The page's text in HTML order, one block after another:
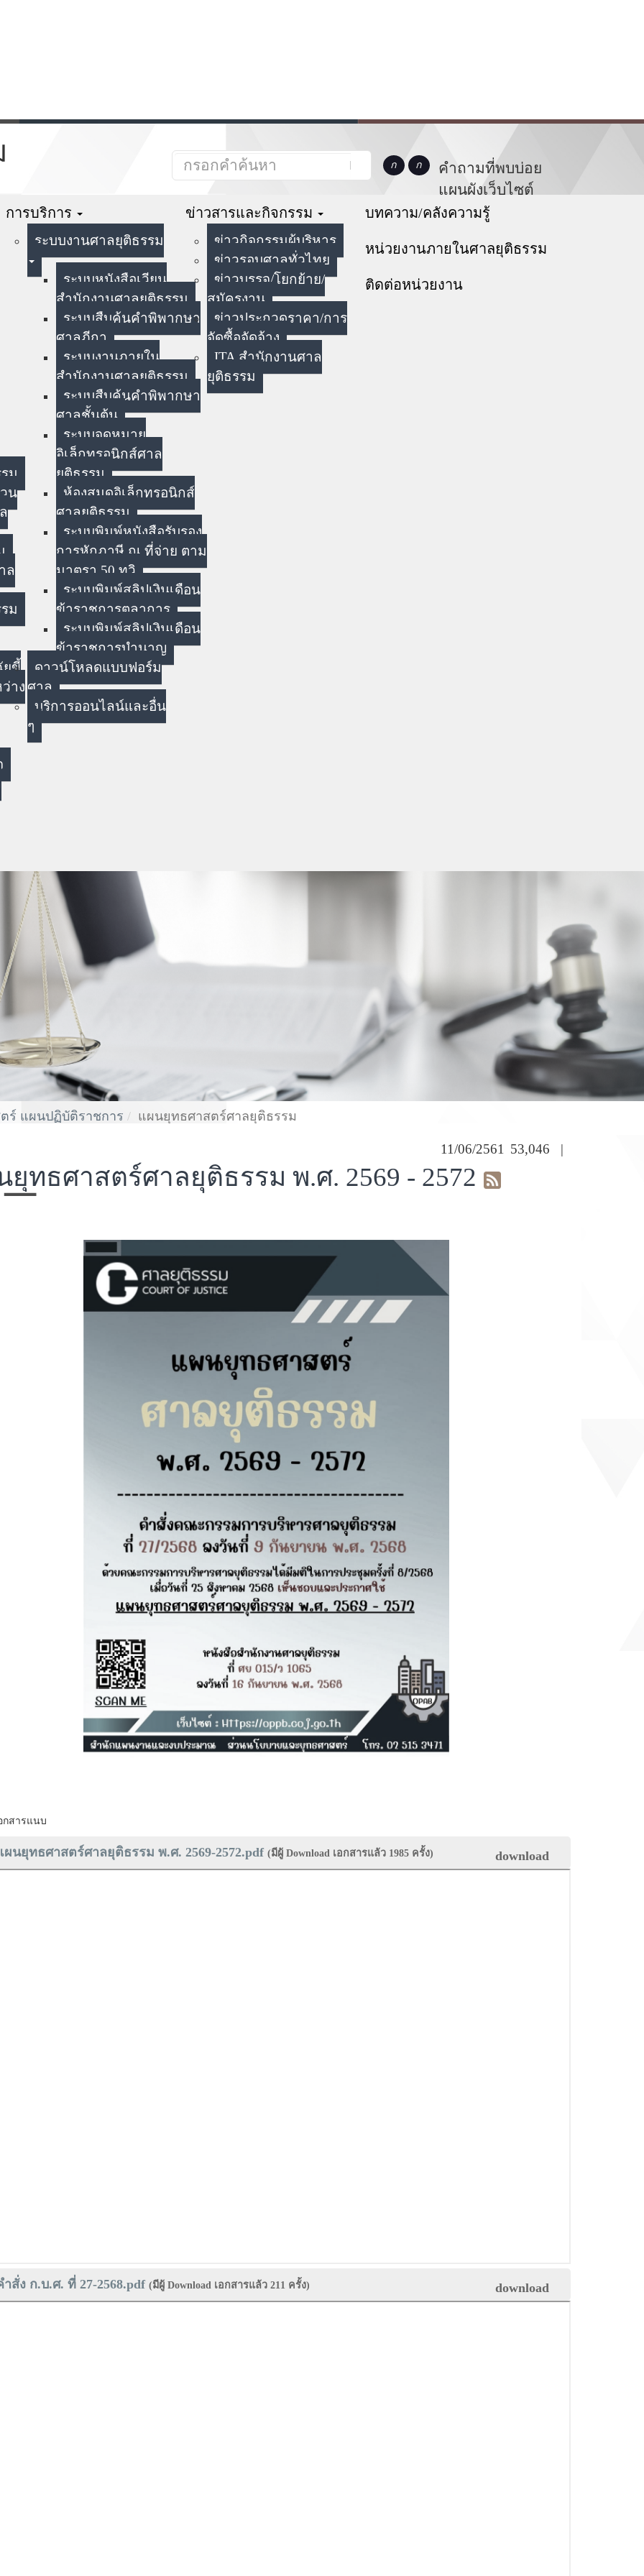
คำถามที่พบบ่อย
แผนผังเว็บไซต์
ม
น
ล
ม
ยขี้
าง
การบริการ
ระบบงานศาลยุติธรรม
ระบบหนังสือเวียน
สำนักงานศาลยุติธรรม
ระบบสืบค้นคำพิพากษา
ศาลฎีกา
ระบบงานภายใน
สำนักงานศาลยุติธรรม
ระบบสืบค้นคำพิพากษา
ศาลชั้นต้น
ระบบจดหมาย
อิเล็กทรอนิกส์ศาล
ยุติธรรม
ห้องสมุดอิเล็กทรอนิกส์
ศาลยุติธรรม
ระบบพิมพ์หนังสือรับรอง
การหักภาษี ณ ที่จ่าย ตาม
มาตรา 50 ทวิ
ระบบพิมพ์สลิปเงินเดือน
ข้าราชการตุลาการ
ระบบพิมพ์สลิปเงินเดือน
ข้าราชการบำนาญ
ดาวน์โหลดแบบฟอร์ม
ศาล
บริการออนไลน์และอื่น
ๆ
ข่าวสารและกิจกรรม
ข่าวกิจกรรมผู้บริหาร
ข่าวรอบศาลทั่วไทย
ข่าวบรรจุ/โยกย้าย/
สมัครงาน
ข่าวประกวดราคา/การ
จัดซื้อจัดจ้าง
ITA สำนักงานศาล
ยุติธรรม
บทความ/คลังความรู้
หน่วยงานภายในศาลยุติธรรม
ติดต่อหน่วยงาน
ร์ แผนปฏิบัติราชการ แผนยุทธศาสตร์ศาลยุติธรรม
ยุทธศาสตร์ศาลยุติธรรม พ.ศ. 2569 - 2572
11/06/2561 53,046 |
กสารแนบ
ผนยุทธศาสตร์ศาลยุติธรรม พ.ศ. 2569-2572.pdf (มีผู้ Download เอกสารแล้ว 1985ครั้ง)
ำสั่ง ก.บ.ศ. ที่ 27-2568.pdf (มีผู้ Download เอกสารแล้ว 211 ครั้ง)